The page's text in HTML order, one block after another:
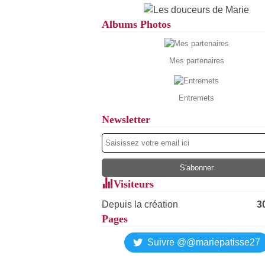
Albums Photos
Mes partenaires
Entremets
Newsletter
Visiteurs
Depuis la création
Pages
Suivre @@mariepatisse27